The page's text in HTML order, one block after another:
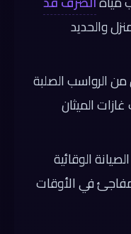
والحديد
من الرواسب الصلبة
الميثان
الوقائية
في الأوقات